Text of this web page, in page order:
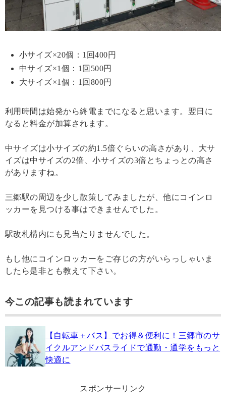
小サイズ×20個：1回400円
中サイズ×1個：1回500円
大サイズ×1個：1回800円
利用時間は始発から終電までになると思います。翌日に
なると料金が加算されます。
中サイズは小サイズの約1.5倍ぐらいの高さがあり、大サ
イズは中サイズの2倍、小サイズの3倍とちょっとの高さ
がありますね。
三郷駅の周辺を少し散策してみましたが、他にコインロ
ッカーを見つける事はできませんでした。
駅改札構内にも見当たりませんでした。
もし他にコインロッカーをご存じの方がいらっしゃいま
したら是非とも教えて下さい。
今この記事も読まれています
【自転車＋バス】でお得＆便利に！三郷市のサ
イクルアンドバスライドで通勤・通学をもっと
快適に
スポンサーリンク